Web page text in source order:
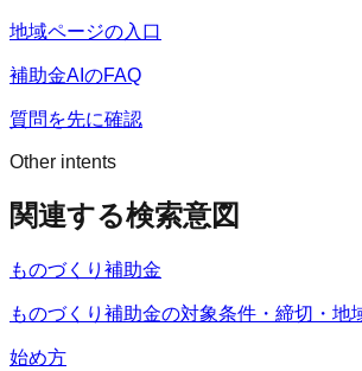
地域ページの入口
補助金AIのFAQ
質問を先に確認
Other intents
関連する検索意図
ものづくり補助金
ものづくり補助金の対象条件・締切・地
始め方